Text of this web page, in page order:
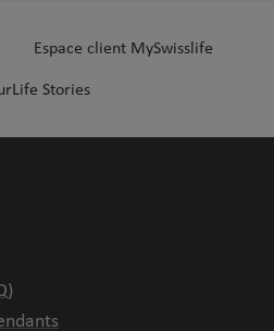
Espace client MySwisslife
Stories